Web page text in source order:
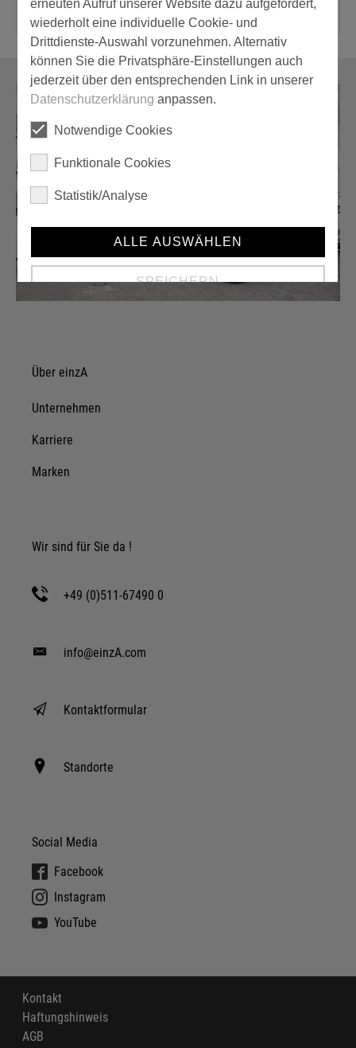
Über einzA
Unternehmen
Karriere
Marken
Wir sind für Sie da !
+49 (0)511-67490 0
info@einzA.com
Kontaktformular
Standorte
Social Media
Facebook
Instagram
YouTube
Kontakt
Haftungshinweis
AGB
erneuten Aufruf unserer Website dazu aufgefordert,
wiederholt eine individuelle Cookie- und
Drittdienste-Auswahl vorzunehmen. Alternativ
können Sie die Privatsphäre-Einstellungen auch
jederzeit über den entsprechenden Link in unserer
Datenschutzerklärung anpassen.
Notwendige Cookies
Funktionale Cookies
Statistik/Analyse
ALLE AUSWÄHLEN
SPEICHERN